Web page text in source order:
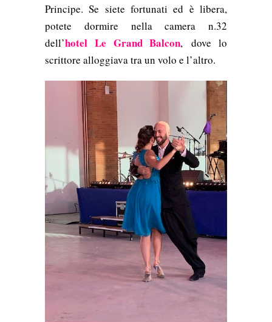
Principe. Se siete fortunati ed è libera,
potete dormire nella camera n.32
dell’hotel Le Grand Balcon,dove lo
scrittore alloggiava tra un volo e l’altro.